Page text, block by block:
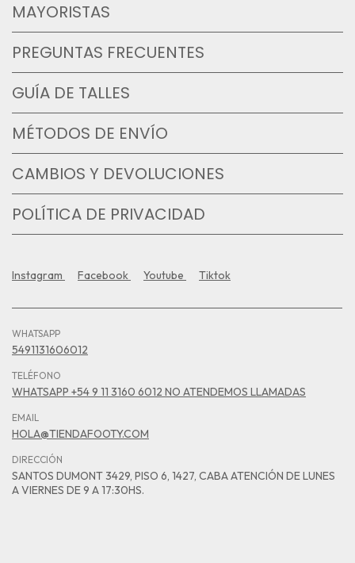
MAYORISTAS
PREGUNTAS FRECUENTES
GUÍA DE TALLES
MÉTODOS DE ENVÍO
CAMBIOS Y DEVOLUCIONES
POLÍTICA DE PRIVACIDAD
Instagram Facebook Youtube Tiktok
WHATSAPP
5491131606012
TELÉFONO
WHATSAPP +54 9 11 3160 6012 NO ATENDEMOS LLAMADAS
EMAIL
HOLA@TIENDAFOOTY.COM
DIRECCIÓN
SANTOS DUMONT 3429, PISO 6, 1427, CABA ATENCIÓN DE LUNES
A VIERNES DE 9 A 17:30HS.